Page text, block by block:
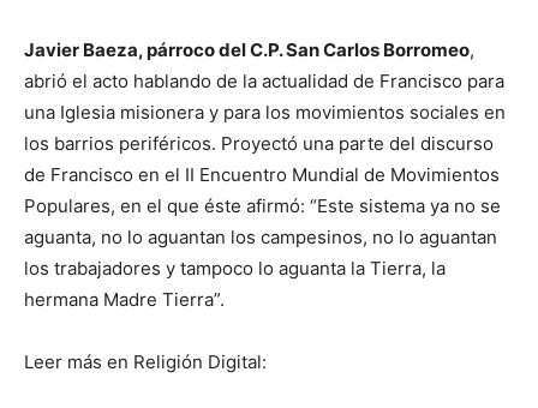
Javier Baeza, párroco del C.P. San Carlos Borromeo,
abrió el acto hablando de la actualidad de Francisco para
una Iglesia misionera y para los movimientos sociales en
los barrios periféricos. Proyectó una parte del discurso
de Francisco en el II Encuentro Mundial de Movimientos
Populares, en el que éste afirmó: “Este sistema ya no se
aguanta, no lo aguantan los campesinos, no lo aguantan
los trabajadores y tampoco lo aguanta la Tierra, la
hermana Madre Tierra”.
Leer más en Religión Digital: